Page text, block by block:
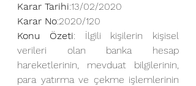
Karar Tarihi:13/02/2020
Karar No:2020/120
Konu Özeti: İlgili kişilerin kişisel
verileri olan banka hesap
hareketlerinin, mevduat bilgilerinin,
para yatırma ve çekme işlemlerinin